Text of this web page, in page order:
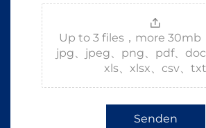
Up to 3 files，more 30mb
jpg、jpeg、png、pdf、doc
xls、xlsx、csv、txt
Senden